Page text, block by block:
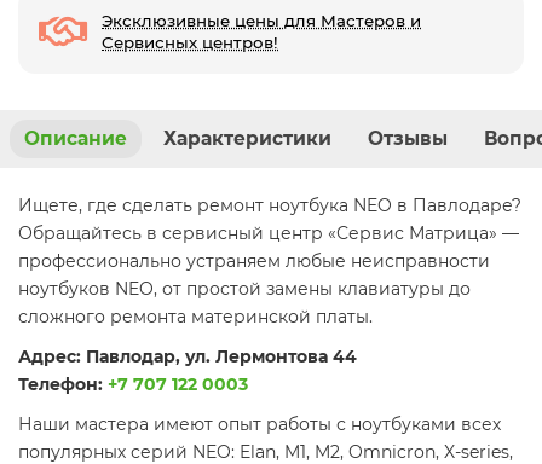
Эксклюзивные цены для Мастеров и
Сервисных центров!
Описание Характеристики Отзывы
Ищете, где сделать ремонт ноутбука NEO в Павлодаре?
Обращайтесь в сервисный центр «Сервис Матрица» —
профессионально устраняем любые неисправности
ноутбуков NEO, от простой замены клавиатуры до
сложного ремонта материнской платы.
Адрес: Павлодар, ул. Лермонтова 44
Телефон: +7 707 122 0003
Наши мастера имеют опыт работы с ноутбуками всех
популярных серий NEO: Elan, M1, M2, Omnicron, X-series,